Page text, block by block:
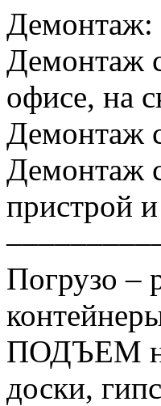
Демонтаж:
Демонтаж
офисе, на
Демонтаж
Демонтаж
пристрой
Погрузо –
ПОДЪЕМ на
доски,